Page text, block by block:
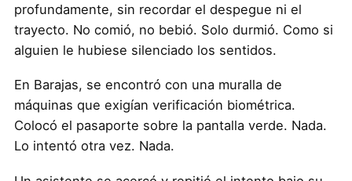
profundamente, sin recordar el despegue ni el
trayecto. No comió, no bebió. Solo durmió. Como si
alguien le hubiese silenciado los sentidos.
En Barajas, se encontró con una muralla de
máquinas que exigían verificación biométrica.
Colocó el pasaporte sobre la pantalla verde. Nada.
Lo intentó otra vez. Nada.